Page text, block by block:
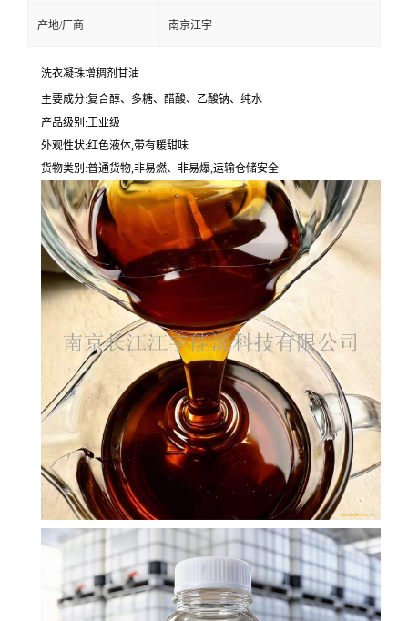
产地/厂商 南京江宇
洗衣凝珠增稠剂甘油
主要成分:复合醇、多糖、醋酸、乙酸钠、纯水
产品级别:工业级
外观性状:红色液体,带有暖甜味
货物类别:普通货物,非易燃、非易爆,运输仓储安全